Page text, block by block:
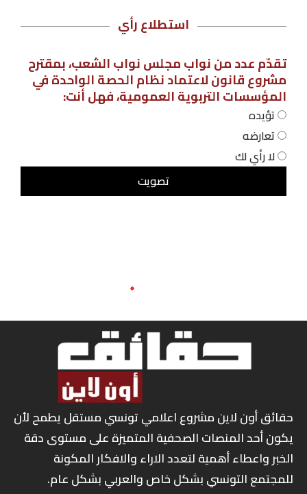
استطلاع رأي
تقدّم عدد من نواب مجلس نواب الشعب، بمقترح
مشروع قانون لاعتماد نظام الحصة الواحدة في
المؤسسات التربوية العمومية، فهل أنت:
تؤيده
تعارضه
لا رأي لك
حقائق أون لاين مشروع اعلامي تونسي مستقل يطمح لأن
يكون أحد المنصات الصحفية المتميزة على مستوى دقة
الخبر واعطاء أهمية لتعدد الاراء والافكار المكونة
للمجتمع التونسي بشكل خاص والعربي بشكل عام.